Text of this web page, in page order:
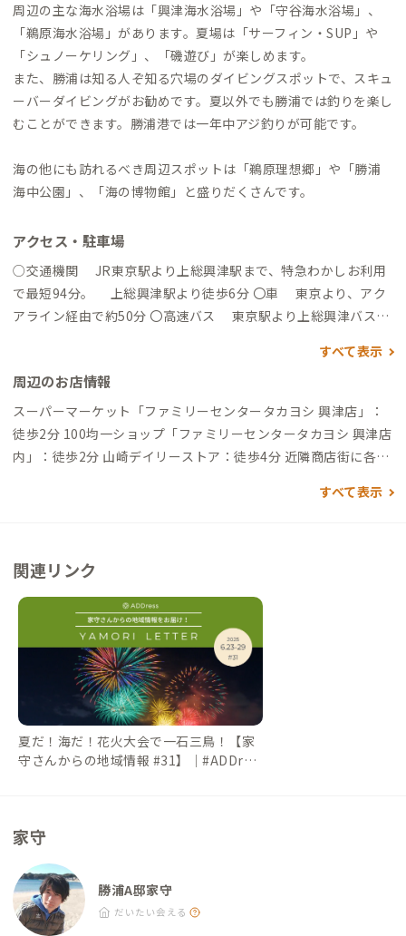
周辺の主な海水浴場は「興津海水浴場」や「守谷海水浴場」、
「鵜原海水浴場」があります。夏場は「サーフィン・SUP」や
「シュノーケリング」、「磯遊び」が楽しめます。
また、勝浦は知る人ぞ知る穴場のダイビングスポットで、スキュ
ーバーダイビングがお勧めです。夏以外でも勝浦では釣りを楽し
むことができます。勝浦港では一年中アジ釣りが可能です。
海の他にも訪れるべき周辺スポットは「鵜原理想郷」や「勝浦
海中公園」、「海の博物館」と盛りだくさんです。
アクセス・駐車場
○交通機関 JR東京駅より上総興津駅まで、特急わかしお利用
で最短94分。 上総興津駅より徒歩6分 〇車 東京より、アク
アライン経由で約50分 〇高速バス 東京駅より上総興津バス停
すべて表示
周辺のお店情報
スーパーマーケット「ファミリーセンタータカヨシ 興津店」：
徒歩2分 100均一ショップ「ファミリーセンタータカヨシ 興津店
内」：徒歩2分 山崎デイリーストア：徒歩4分 近隣商店街に各種
フィン、おしだり寿司、リーフハウス、etc...、いずれも徒歩10
すべて表示
関連リンク
夏だ！海だ！花火大会で一石三鳥！【家
守さんからの地域情報 #31】｜#ADDres
家守
勝浦A邸家守
だいたい会える